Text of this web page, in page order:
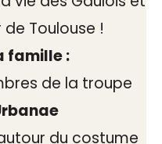
de Toulouse !
famille :
de la troupe
du costume